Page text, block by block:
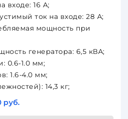
входе: 16 A;
ток на входе: 28 А;
мощность при
генератора: 6,5 кВА;
0.6-1.0 мм;
1.6-4.0 мм;
14,3 кг;
руб.